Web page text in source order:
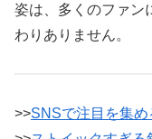
姿は、多くのファン
わりありません。
>>SNSで注目を集め